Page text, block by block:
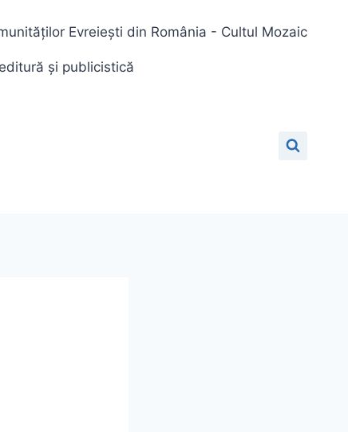
Evreiești din România - Cultul Mozaic
și publicistică